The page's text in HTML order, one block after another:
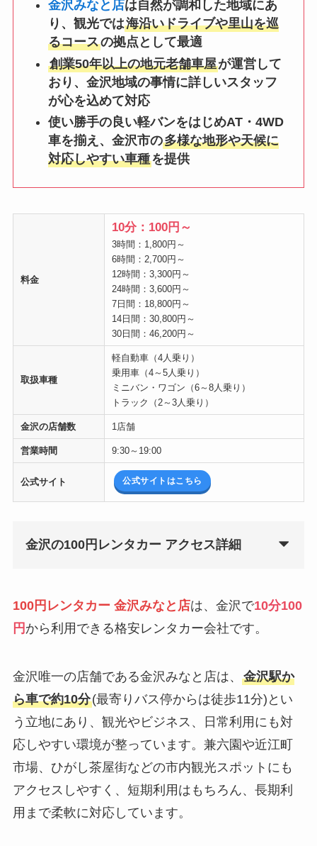
金沢みなと店は自然が調和した地域にあ
り、観光では海沿いドライブや里山を巡
るコースの拠点として最適
創業50年以上の地元老舗車屋が運営して
おり、金沢地域の事情に詳しいスタッフ
が心を込めて対応
使い勝手の良い軽バンをはじめAT・4WD
車を揃え、金沢市の多様な地形や天候に
対応しやすい車種を提供
料金
10分：100円～
3時間：1,800円～
6時間：2,700円～
12時間：3,300円～
24時間：3,600円～
7日間：18,800円～
14日間：30,800円～
30日間：46,200円～
取扱車種
軽自動車（4人乗り）
乗用車（4～5人乗り）
ミニバン・ワゴン（6～8人乗り）
トラック（2～3人乗り）
金沢の店舗数 1店舗
営業時間 9:30～19:00
公式サイト 公式サイトはこちら
金沢の100円レンタカー アクセス詳細
100円レンタカー 金沢みなと店は、金沢で10分100
円 から利用できる格安レンタカー会社です。
金沢唯一の店舗である金沢みなと店は、 金沢駅か
ら車で約10分(最寄りバス停からは徒歩11分)とい
う立地にあり、観光やビジネス、日常利用にも対
応しやすい環境が整っています。兼六園や近江町
市場、ひがし茶屋街などの市内観光スポットにも
アクセスしやすく、短期利用はもちろん、長期利
用まで柔軟に対応しています。